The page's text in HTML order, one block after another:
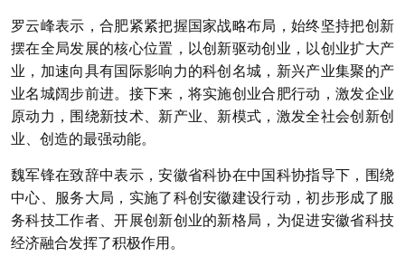
罗云峰表示，合肥紧紧把握国家战略布局，始终坚持把创新
摆在全局发展的核心位置，以创新驱动创业，以创业扩大产
业，加速向具有国际影响力的科创名城，新兴产业集聚的产
业名城阔步前进。接下来，将实施创业合肥行动，激发企业
原动力，围绕新技术、新产业、新模式，激发全社会创新创
业、创造的最强动能。
魏军锋在致辞中表示，安徽省科协在中国科协指导下，围绕
中心、服务大局，实施了科创安徽建设行动，初步形成了服
务科技工作者、开展创新创业的新格局，为促进安徽省科技
经济融合发挥了积极作用。